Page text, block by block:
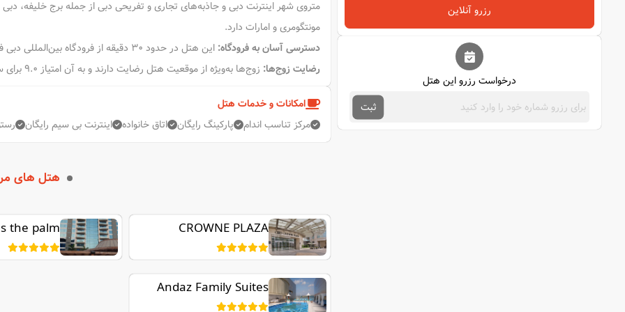
رزرو آنلاین
درخواست رزرو این هتل
ثبت
مونتگومری و امارات دارد.
دسترسی آسان به فرودگاه: این هتل در حدود 30 دقیقه از فرودگاه بین‌المللی دبی فاصله دارد.
رضایت زوج‌ها: زوج‌ها به‌ویژه از موقعیت هتل رضایت دارند و به آن امتیاز 9.0 برای سفرهای دو نفره داده‌اند.
امکانات و خدمات هتل
مرکز تناسب اندام
پارکینگ رایگان اتاق خانواده اینترنت بی سیم رایگان
هتل های
CROWNE PLAZA
JUMEIRAH
the palm
Andaz Family Suites